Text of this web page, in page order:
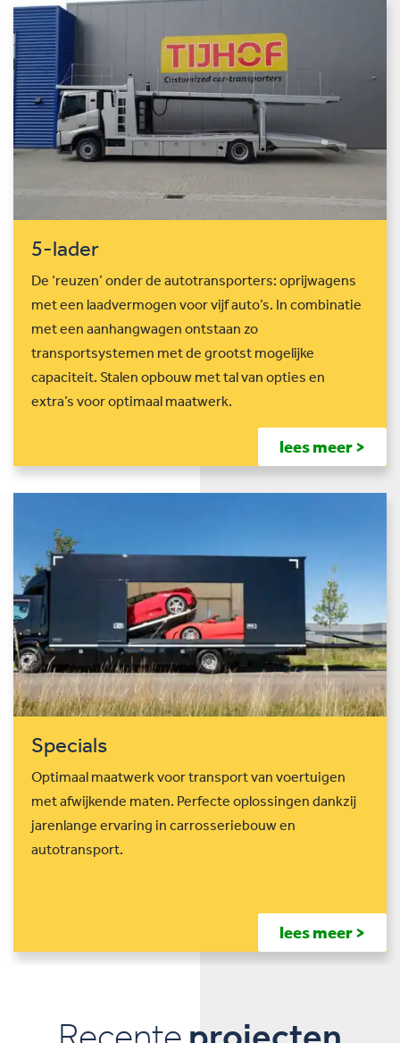
5-lader
De ‘reuzen’ onder de autotransporters: oprijwagens
met een laadvermogen voor vijf auto’s. In combinatie
met een aanhangwagen ontstaan zo
transportsystemen met de grootst mogelijke
capaciteit. Stalen opbouw met tal van opties en
extra’s voor optimaal maatwerk.
lees meer >
Specials
Optimaal maatwerk voor transport van voertuigen
met afwijkende maten. Perfecte oplossingen dankzij
jarenlange ervaring in carrosseriebouw en
autotransport.
lees meer >